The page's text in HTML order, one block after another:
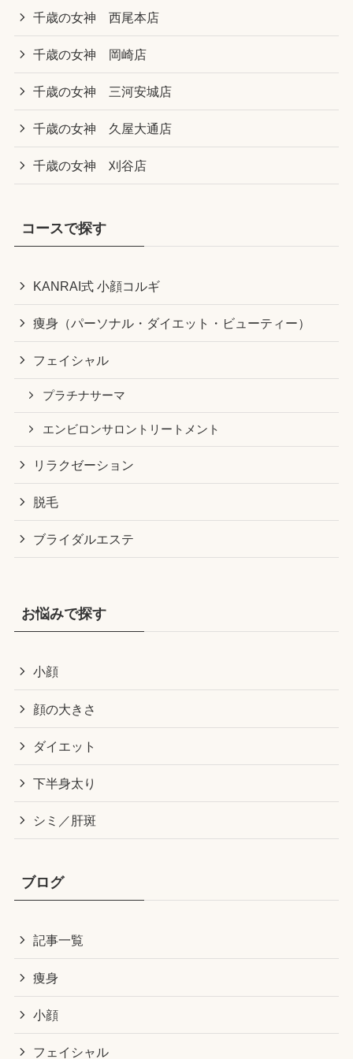
千歳の女神 西尾本店
千歳の女神 岡崎店
千歳の女神 三河安城店
千歳の女神 久屋大通店
千歳の女神 刈谷店
コースで探す
KANRAI式 小顔コルギ
痩身（パーソナル・ダイエット・ビューティー）
フェイシャル
プラチナサーマ
エンビロンサロントリートメント
リラクゼーション
脱毛
ブライダルエステ
お悩みで探す
小顔
顔の大きさ
ダイエット
下半身太り
シミ／肝斑
ブログ
記事一覧
痩身
小顔
フェイシャル